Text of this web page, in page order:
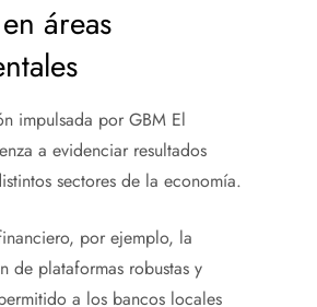
áreas
impulsada por GBM El
a evidenciar resultados
sectores de la economía.
por ejemplo, la
de plataformas robustas y
a los bancos locales